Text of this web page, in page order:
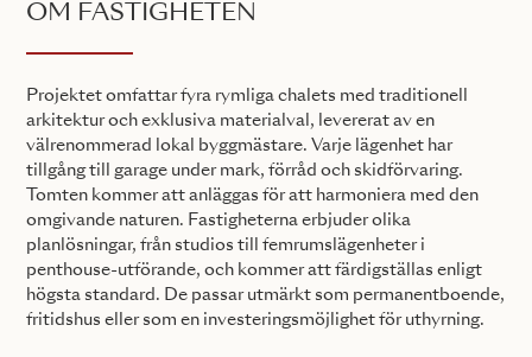
OM FASTIGHETEN
Projektet omfattar fyra rymliga chalets med traditionell
arkitektur och exklusiva materialval, levererat av en
välrenommerad lokal byggmästare. Varje lägenhet har
tillgång till garage under mark, förråd och skidförvaring.
Tomten kommer att anläggas för att harmoniera med den
omgivande naturen. Fastigheterna erbjuder olika
planlösningar, från studios till femrumslägenheter i
penthouse-utförande, och kommer att färdigställas enligt
högsta standard. De passar utmärkt som permanentboende,
fritidshus eller som en investeringsmöjlighet för uthyrning.